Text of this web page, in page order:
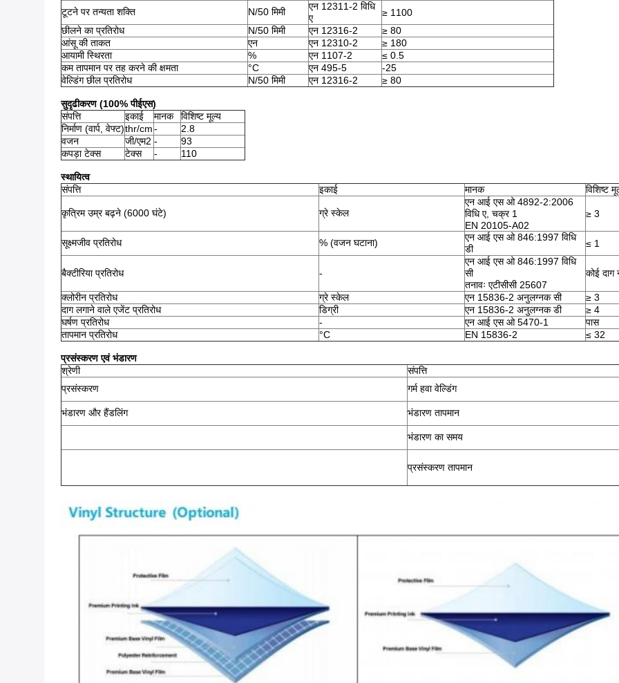
टूटने पर तन्यता शक्ति N/50 मिमी
एन 12311-2 विधि
ए
≥ 1100
छीलने का प्रतिरोध
N/50 मिमी एन 12316-2
≥ 80
आंसू की ताकत
एन एन 12310-2
≥ 180
आयामी स्थिरता
% एन 1107-2
≤ 0.5
कम तापमान पर तह करने की क्षमता
°C एन 495-5
-25
वेल्डिंग छील प्रतिरोध
N/50 मिमी एन 12316-2 ≥ 80
सुदृढीकरण (100% पीईएस)
संपत्ति
इकाई मानक
विशिष्ट मूल्य
निर्माण (वार्प, वेफ्ट)thr/cm-
2.8
वजन
जी/एम2 -
93
कपड़ा टेक्स
टेक्स - 110
स्थायित्व
संपत्ति
इकाई मानक विशिष्ट
कृत्रिम उम्र बढ़ने (6000 घंटे) ग्रे स्केल
एन आई एस ओ 4892-2:2006
विधि ए, चक्र 1
EN 20105-A02
≥ 3
सूक्ष्मजीव प्रतिरोध % (वजन घटाना)
एन आई एस ओ 846:1997 विधि
डी
≤ 1
बैक्टीरिया प्रतिरोध -
एन आई एस ओ 846:1997 विधि
सी
तनावः एटीसीसी 25607
कोई दाग
क्लोरीन प्रतिरोध ग्रे स्केल एन 15836-2 अनुलग्नक सी
≥ 3
दाग लगाने वाले एजेंट प्रतिरोध
डिग्री एन 15836-2 अनुलग्नक डी
≥ 4
घर्षण प्रतिरोध
- एन आई एस ओ 5470-1
पास
तापमान प्रतिरोध
°C EN 15836-2 ≤ 32
प्रसंस्करण एवं भंडारण
श्रेणी
संपत्ति
प्रसंस्करण
गर्म हवा वेल्डिंग
भंडारण और हैंडलिंग
भंडारण तापमान
भंडारण का समय
प्रसंस्करण तापमान